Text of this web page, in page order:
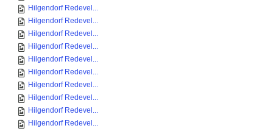
Hilgendorf Redevel...
Hilgendorf Redevel...
Hilgendorf Redevel...
Hilgendorf Redevel...
Hilgendorf Redevel...
Hilgendorf Redevel...
Hilgendorf Redevel...
Hilgendorf Redevel...
Hilgendorf Redevel...
Hilgendorf Redevel...